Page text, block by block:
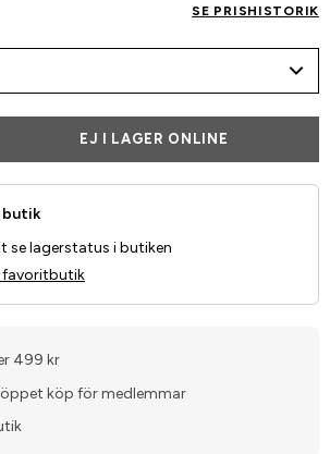
SE PRISHISTORIK
EJ I LAGER ONLINE
butik
se lagerstatus i butiken
favoritbutik
499 kr
köp för medlemmar